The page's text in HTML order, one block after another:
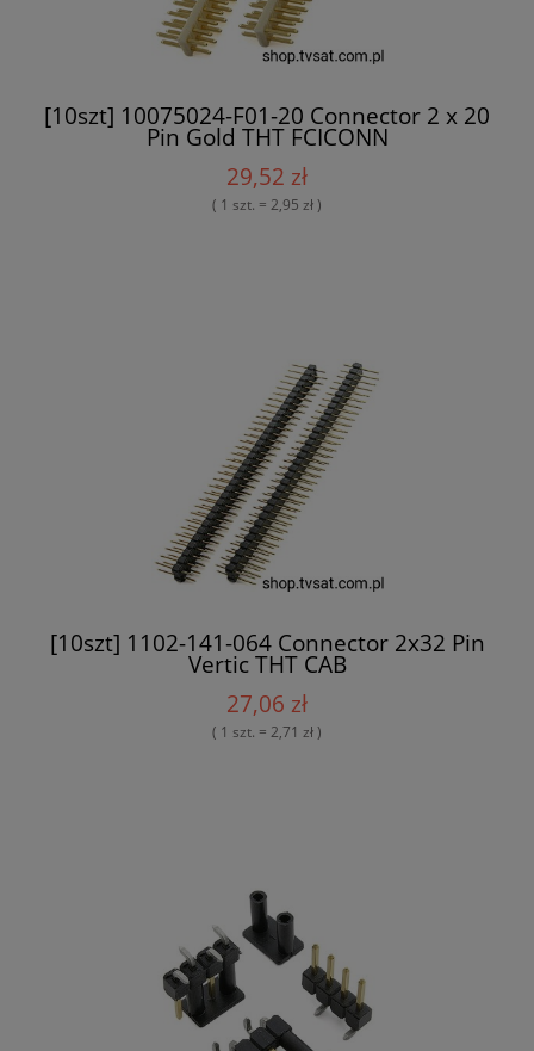
[10szt] 10075024-F01-20 Connector 2 x 20
Pin Gold THT FCICONN
29,52 zł
( 1 szt. = 2,95 zł )
[10szt] 1102-141-064 Connector 2x32 Pin
Vertic THT CAB
27,06 zł
( 1 szt. = 2,71 zł )